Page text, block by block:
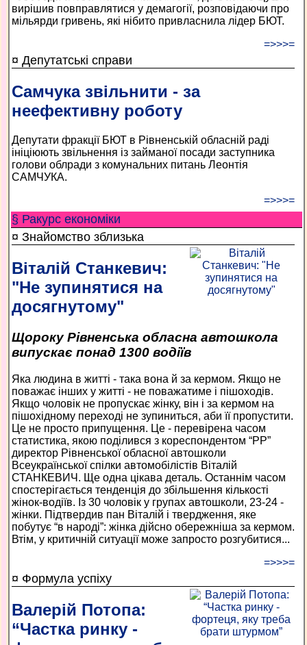
вирішив повправлятися у демагогії, розповідаючи про
мільярди гривень, які нібито привласнила лідер БЮТ.
=>>>=
¤ Депутатські справи
Самчука звільнити - за
неефективну роботу
Депутати фракції БЮТ в Рівненській обласній раді
ініціюють звільнення із займаної посади заступника
голови облради з комунальних питань Леонтія
САМЧУКА.
=>>>=
§ Ракурс економiки
¤ Знайомство зблизька
Віталій Станкевич:
"Не зупинятися на
досягнутому"
Щороку Рівненська обласна автошкола
випускає понад 1300 водіїв
Яка людина в житті - така вона й за кермом. Якщо не
поважає інших у житті - не поважатиме і пішоходів.
Якщо чоловік не пропускає жінку, він і за кермом на
пішохідному переході не зупиниться, аби її пропустити.
Це не просто припущення. Це - перевірена часом
статистика, якою поділився з кореспондентом “РР”
директор Рівненської обласної автошколи
Всеукраїнської спілки автомобілістів Віталій
СТАНКЕВИЧ. Ще одна цікава деталь. Останнім часом
спостерігається тенденція до збільшення кількості
жінок-водіїв. Із 30 чоловік у групах автошколи, 23-24 -
жінки. Підтвердив пан Віталій і твердження, яке
побутує “в народі”: жінка дійсно обережніша за кермом.
Втім, у критичній ситуації може запросто розгубитися...
=>>>=
¤ Формула успіху
Валерій Потопа:
“Частка ринку -